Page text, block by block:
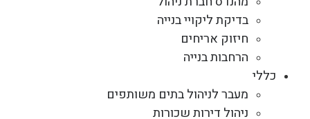
בדיקת ליקויי בנייה
חיזוק אריחים
הרחבות בנייה
כללי
מעבר לניהול בתים משותפים
ניהול דירות שכורות